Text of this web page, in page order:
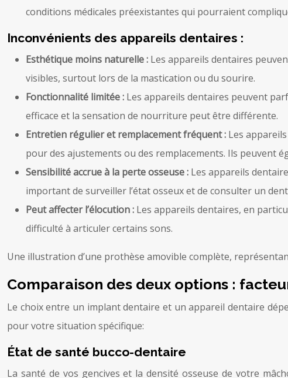
conditions médicales préexistantes qui pourraient
Inconvénients des appareils dentaires :
Esthétique moins naturelle : Les appareils dentaires
visibles, surtout lors de la mastication ou du sourire.
Fonctionnalité limitée : Les appareils dentaires peuvent
efficace et la sensation de nourriture peut être différente.
Entretien régulier et remplacement fréquent : Les
pour des ajustements ou des remplacements. Ils peuvent
Sensibilité accrue à la perte osseuse : Les appareils
important de surveiller l’état osseux et de consulter un
Peut affecter l’élocution : Les appareils dentaires, en
difficulté à articuler certains sons.
Une illustration d’une prothèse amovible complète,
Comparaison des deux options :
Le choix entre un implant dentaire et un appareil dentaire
pour votre situation spécifique:
État de santé bucco-dentaire
La santé de vos gencives et la densité osseuse de votre